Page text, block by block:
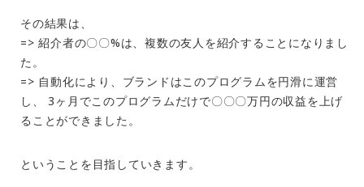
その結果は、
=> 紹介者の〇〇%は、複数の友人を紹介することになりまし
た。
=> 自動化により、ブランドはこのプログラムを円滑に運営
し、 3ヶ月でこのプログラムだけで〇〇〇万円の収益を上げ
ることができました。
ということを目指していきます。